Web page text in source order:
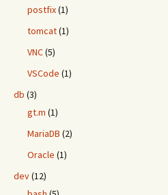
postfix(1)
tomcat(1)
VNC(5)
VSCode (1)
db (3)
gt.m (1)
MariaDB (2)
Oracle (1)
dev(12)